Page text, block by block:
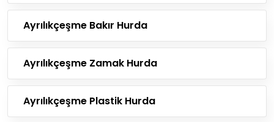
Ayrılıkçeşme Bakır Hurda
Ayrılıkçeşme Zamak Hurda
Ayrılıkçeşme Plastik Hurda